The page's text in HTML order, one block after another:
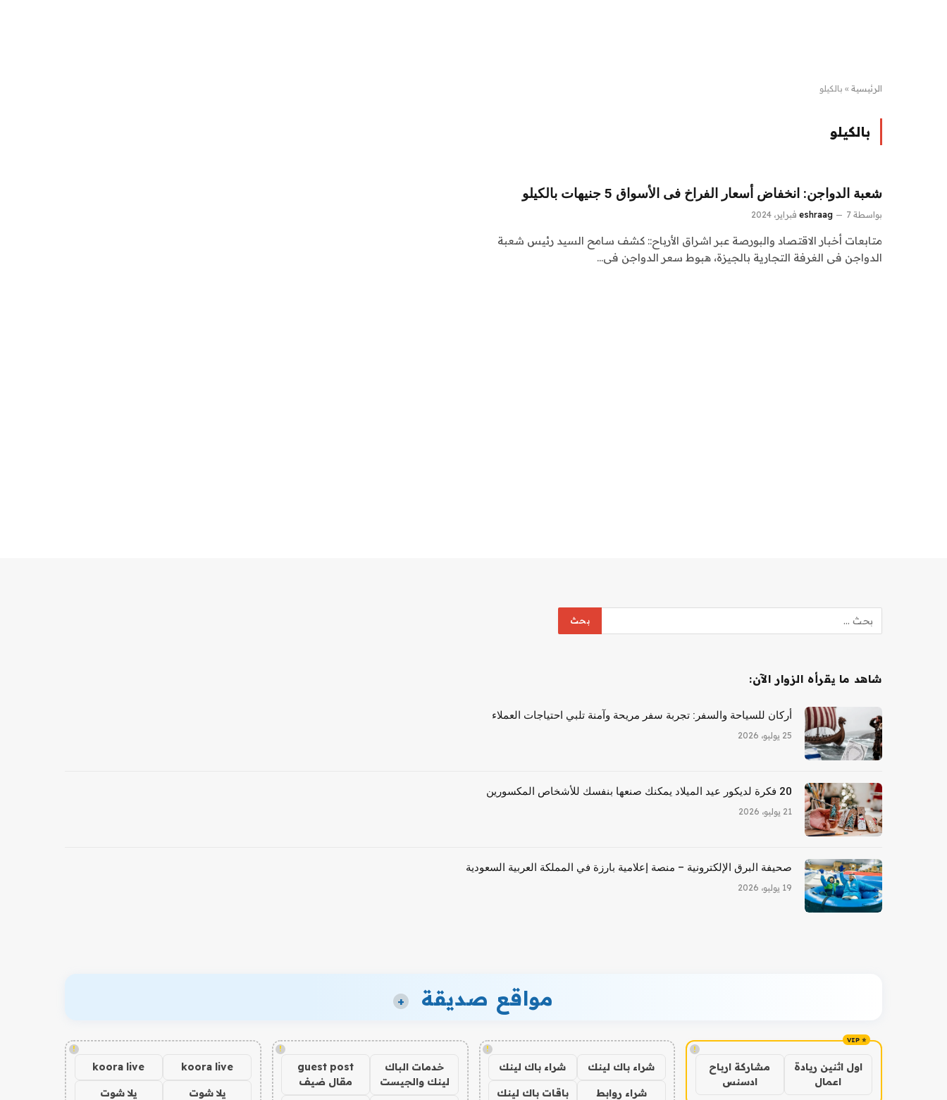
الرئيسية » بالكيلو
بالكيلو
شعبة الدواجن: انخفاض أسعار الفراخ فى الأسواق 5 جنيهات بالكيلو
بواسطة eshraag 7 فبراير، 2024
متابعات أخبار الاقتصاد والبورصة عبر اشراق الأرباح:: كشف سامح السيد رئيس شعبة
الدواجن فى الغرفة التجارية بالجيزة، هبوط سعر الدواجن فى…
شاهد ما يقرأه الزوار الآن:
أركان للسياحة والسفر: تجربة سفر مريحة وآمنة تلبي احتياجات العملاء
25 يوليو، 2026
20 فكرة لديكور عيد الميلاد يمكنك صنعها بنفسك للأشخاص المكسورين
21 يوليو، 2026
صحيفة البرق الإلكترونية – منصة إعلامية بارزة في المملكة العربية السعودية
19 يوليو، 2026
مواقع صديقة +
!
اول اثنين ريادة
اعمال
مشاركة ارباح
ادسنس
!
شراء باك لينك شراء باك لينك
شراء روابط
باقات باك لينك
!
خدمات الباك
لينك والجيست
guest post
مقال ضيف
!
koora live
koora live
يلا شوت يلا شوت